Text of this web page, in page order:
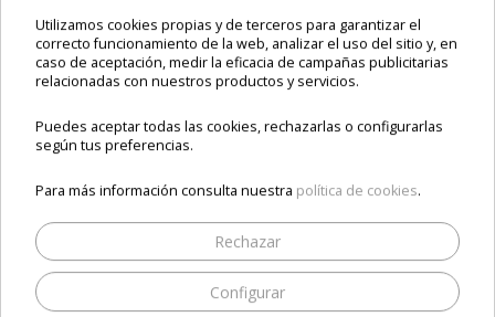
GIGABLUE USB 2.0 WIFI
Precio final
35,00 €
Envío e impuestos incluidos
Añadir al carrito
GIGABLUE GIGABIT
25,00 €
Añadir al carrito
Utilizamos cookies propias y de terceros para garantizar el
correcto funcionamiento de la web, analizar el uso del sitio y, en
caso de aceptación, medir la eficacia de campañas publicitarias
relacionadas con nuestros productos y servicios.
Puedes aceptar todas las cookies, rechazarlas o configurarlas
según tus preferencias.
Para más información consulta nuestra política de cookies.
Rechazar
Configurar